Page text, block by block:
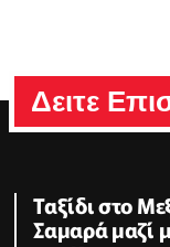
Δειτε
Ταξίδι στο
Σαμαρά μαζί